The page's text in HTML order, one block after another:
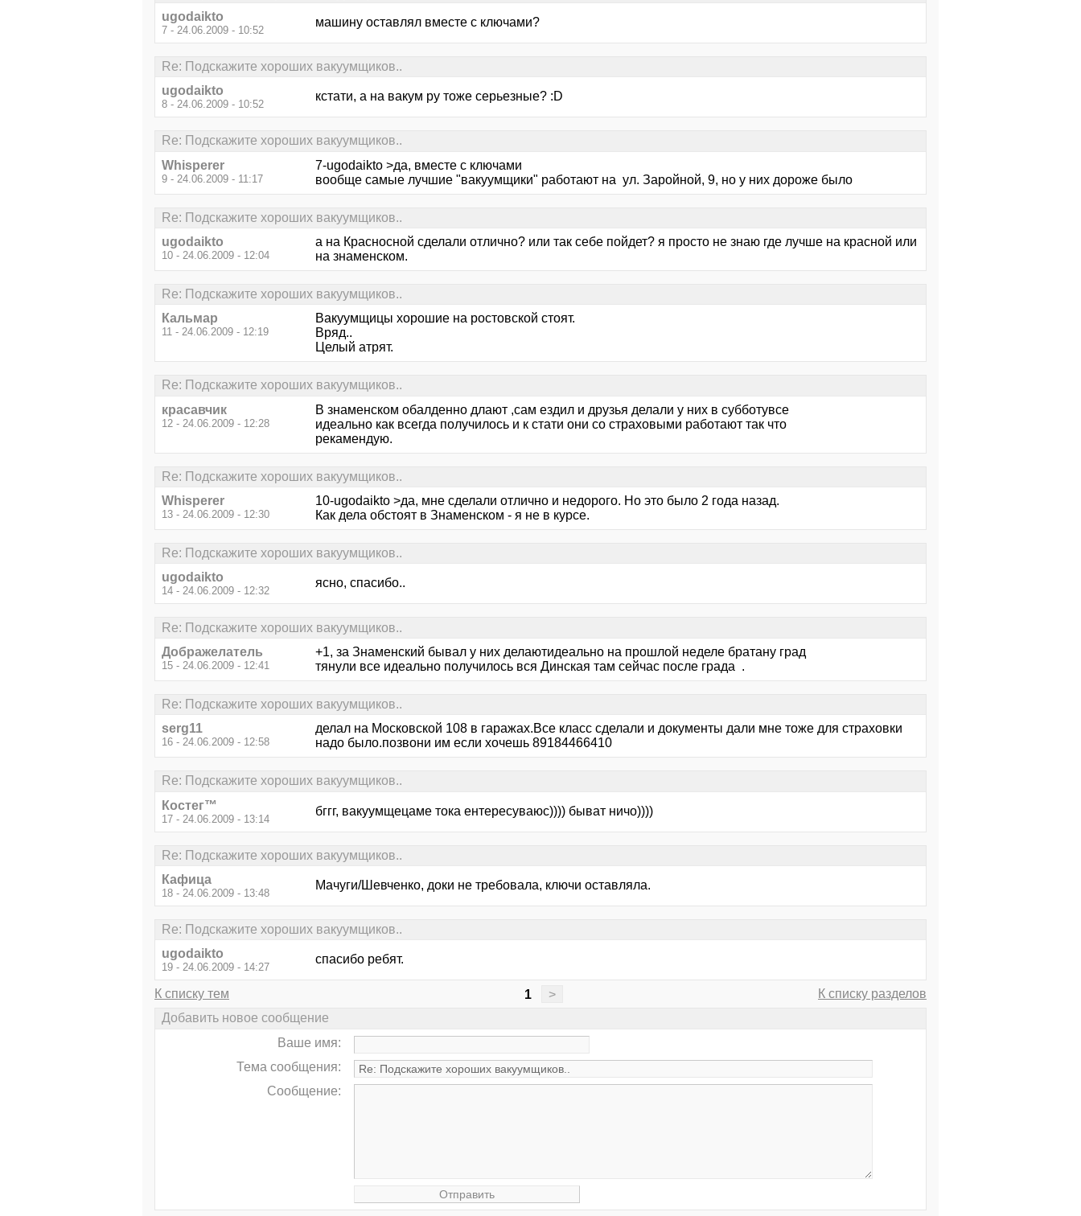
ugodaikto
7 - 24.06.2009 - 10:52
машину оставлял вместе с ключами?
Re: Подскажите хороших вакуумщиков..
ugodaikto
8 - 24.06.2009 - 10:52
кстати, а на вакум ру тоже серьезные? :D
Re: Подскажите хороших вакуумщиков..
Whisperer
9 - 24.06.2009 - 11:17
7-ugodaikto >да, вместе с ключами
вообще самые лучшие "вакуумщики" работают на ул. Заройной, 9, но у них дороже было
Re: Подскажите хороших вакуумщиков..
ugodaikto
10 - 24.06.2009 - 12:04
а на Красносной сделали отлично? или так себе пойдет? я просто не знаю где лучше на красной или
на знаменском.
Re: Подскажите хороших вакуумщиков..
Кальмар
11 - 24.06.2009 - 12:19
Вакуумщицы хорошие на ростовской стоят.
Вряд..
Целый атрят.
Re: Подскажите хороших вакуумщиков..
красавчик
12 - 24.06.2009 - 12:28
В знаменском обалденно длают ,сам ездил и друзья делали у них в субботувсе
идеально как всегда получилось и к стати они со страховыми работают так что
рекамендую.
Re: Подскажите хороших вакуумщиков..
Whisperer
13 - 24.06.2009 - 12:30
10-ugodaikto >да, мне сделали отлично и недорого. Но это было 2 года назад.
Как дела обстоят в Знаменском - я не в курсе.
Re: Подскажите хороших вакуумщиков..
ugodaikto
14 - 24.06.2009 - 12:32
ясно, спасибо..
Re: Подскажите хороших вакуумщиков..
Дображелатель
15 - 24.06.2009 - 12:41
+1, за Знаменский бывал у них делаютидеально на прошлой неделе братану град
тянули все идеально получилось вся Динская там сейчас после града .
Re: Подскажите хороших вакуумщиков..
serg11
16 - 24.06.2009 - 12:58
делал на Московской 108 в гаражах.Все класс сделали и документы дали мне тоже для страховки
надо было.позвони им если хочешь 89184466410
Re: Подскажите хороших вакуумщиков..
Костег™
17 - 24.06.2009 - 13:14
бггг, вакуумщецаме тока ентересуваюс)))) быват ничо))))
Re: Подскажите хороших вакуумщиков..
Кафица
18 - 24.06.2009 - 13:48
Мачуги/Шевченко, доки не требовала, ключи оставляла.
Re: Подскажите хороших вакуумщиков..
ugodaikto
19 - 24.06.2009 - 14:27
спасибо ребят.
К списку тем 1 >
К списку разделов
Добавить новое сообщение
Ваше имя:
Тема сообщения:
Сообщение: